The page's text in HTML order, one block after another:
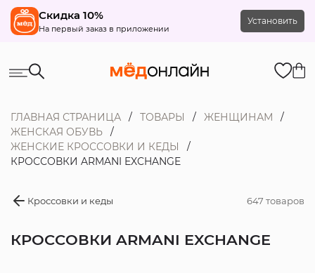
Скидка 10%
На первый заказ в приложении
Установить
ГЛАВНАЯ СТРАНИЦА ТОВАРЫ
ЖЕНЩИНАМ
ЖЕНСКАЯ ОБУВЬ
ЖЕНСКИЕ КРОССОВКИ И КЕДЫ
КРОССОВКИ ARMANI EXCHANGE
Кроссовки и кеды 647 товаров
КРОССОВКИ ARMANI EXCHANGE